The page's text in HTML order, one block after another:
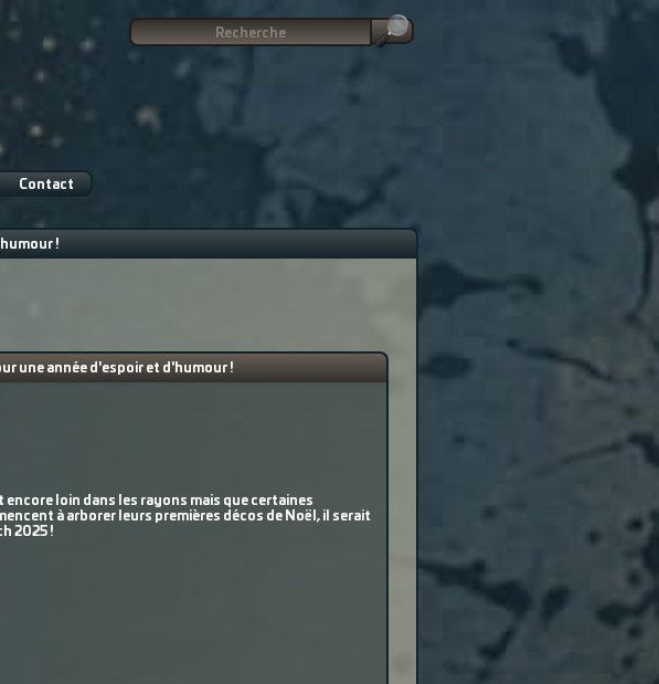
Contact
!
une année d'espoir et d'humour !
loin dans les rayons mais que certaines
à arborer leurs premières décos de Noël, il serait
2025 !